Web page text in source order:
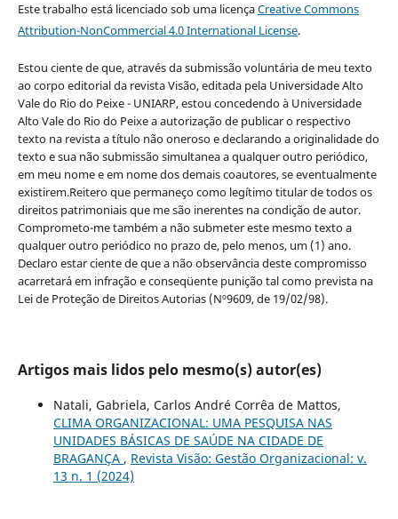
Este trabalho está licenciado sob uma licençaCreative Commons
Attribution-NonCommercial 4.0 International License.
Estou ciente de que, através da submissão voluntária de meu texto
ao corpo editorial da revista Visão, editada pela Universidade Alto
Vale do Rio do Peixe - UNIARP, estou concedendo à Universidade
Alto Vale do Rio do Peixe a autorização de publicar o respectivo
texto na revista a título não oneroso e declarando a originalidade do
texto e sua não submissão simultanea a qualquer outro periódico,
em meu nome e em nome dos demais coautores, se eventualmente
existirem.Reitero que permaneço como legítimo titular de todos os
direitos patrimoniais que me são inerentes na condição de autor.
Comprometo-me também a não submeter este mesmo texto a
qualquer outro periódico no prazo de, pelo menos, um (1) ano.
Declaro estar ciente de que a não observância deste compromisso
acarretará em infração e conseqüente punição tal como prevista na
Lei de Proteção de Direitos Autorias (Nº9609, de 19/02/98).
Artigos mais lidos pelo mesmo(s) autor(es)
Natali, Gabriela, Carlos André Corrêa de Mattos,
CLIMA ORGANIZACIONAL: UMA PESQUISA NAS
UNIDADES BÁSICAS DE SAÚDE NA CIDADE DE
BRAGANÇA , Revista Visão: Gestão Organizacional: v.
13 n. 1 (2024)